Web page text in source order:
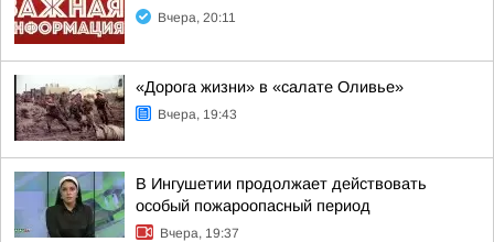
Вчера, 20:11
«Дорога жизни» в «салате Оливье»
Вчера, 19:43
В Ингушетии продолжает действовать
особый пожароопасный период
Вчера, 19:37